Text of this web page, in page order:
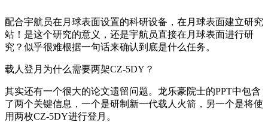
配合宇航员在月球表面设置的科研设备，在月球表面建立研究
站！是这个研究的意义，还是宇航员直接在月球表面进行研
究？似乎很难根据一句话来确认到底是什么任务。
载人登月为什么需要两架CZ-5DY？
其实还有一个很大的论文遗留问题。龙乐豪院士的PPT中包含
了两个关键信息，一个是研制新一代载人火箭，另一个是将使
用两枚CZ-5DY进行登月。